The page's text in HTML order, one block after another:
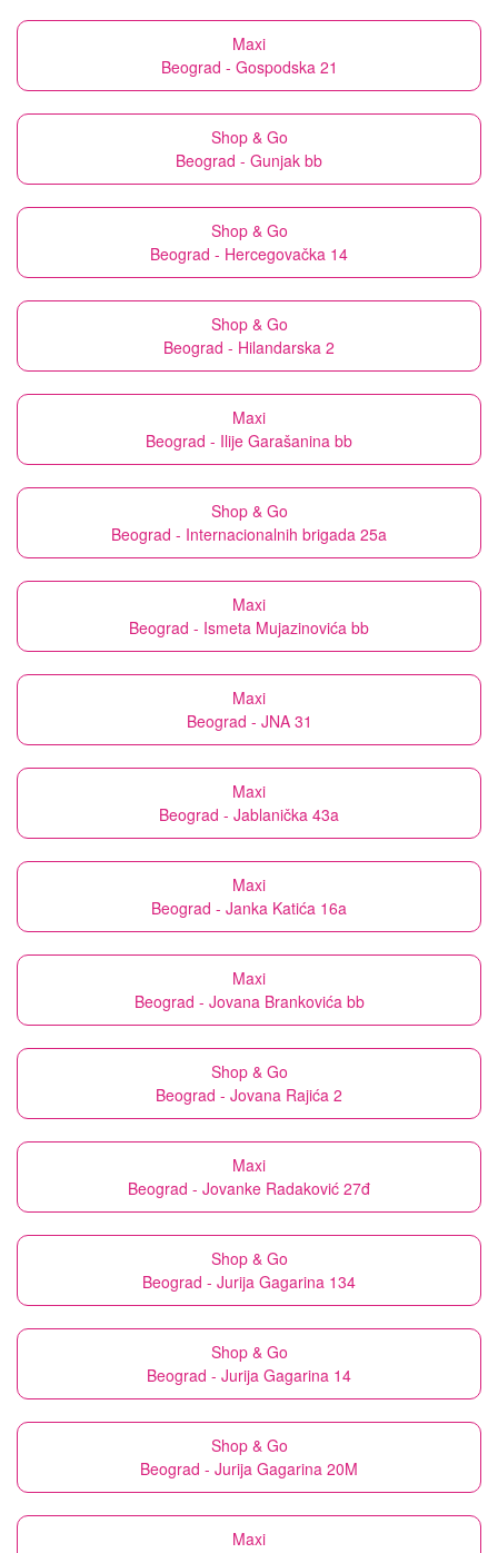
Maxi
Beograd - Gospodska 21
Shop & Go
Beograd - Gunjak bb
Shop & Go
Beograd - Hercegovačka 14
Shop & Go
Beograd - Hilandarska 2
Maxi
Beograd - Ilije Garašanina bb
Shop & Go
Beograd - Internacionalnih brigada 25a
Maxi
Beograd - Ismeta Mujazinovića bb
Maxi
Beograd - JNA 31
Maxi
Beograd - Jablanička 43a
Maxi
Beograd - Janka Katića 16a
Maxi
Beograd - Jovana Brankovića bb
Shop & Go
Beograd - Jovana Rajića 2
Maxi
Beograd - Jovanke Radaković 27đ
Shop & Go
Beograd - Jurija Gagarina 134
Shop & Go
Beograd - Jurija Gagarina 14
Shop & Go
Beograd - Jurija Gagarina 20M
Maxi